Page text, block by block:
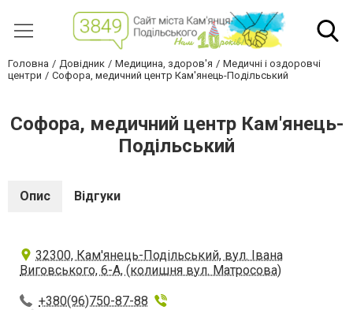
Головна Довідник Медицина, здоров'я
Медичні і оздоровчі
центри
Софора, медичний центр Кам'янець-Подільський
Софора, медичний центр Кам'янець-
Подільський
Опис Відгуки
32300, Кам'янець-Подільський, вул. Івана
Виговського, 6-А, (колишня вул. Матросова)
+380(96)750-87-88